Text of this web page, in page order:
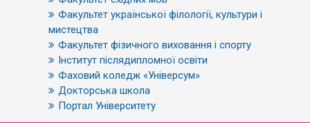
Факультет української філології, культури і
мистецтва
Факультет фізичного виховання і спорту
Інститут післядипломної освіти
Фаховий коледж «Універсум»
Докторська школа
Портал Університету